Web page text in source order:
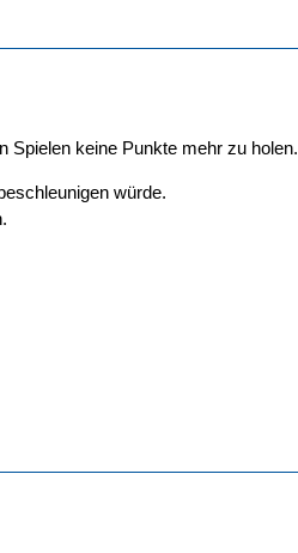
Spielen keine Punkte mehr zu holen.
würde.